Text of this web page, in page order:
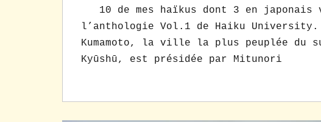
10 de mes haïkus dont 3 en japonais
l’anthologie Vol.1 de Haiku
Kumamoto, la ville la plus peuplée du
Kyūshū, est présidée par Mitunori